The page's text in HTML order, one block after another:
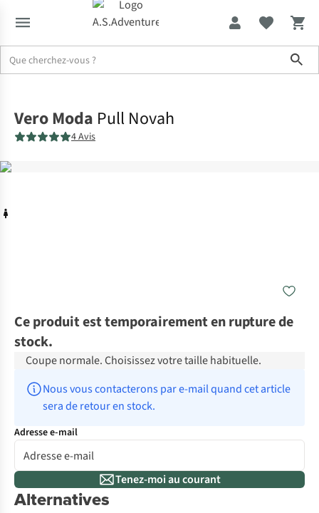
Vero Moda Pull Novah
4 Avis
Ce produit est temporairement en rupture de
stock.
Coupe normale. Choisissez votre taille habituelle.
Nous vous contacterons par e-mail quand cet article
sera de retour en stock.
Adresse e-mail
Tenez-moi au courant
Alternatives